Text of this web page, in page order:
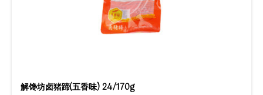
解馋坊卤猪蹄(五香味) 24/170g